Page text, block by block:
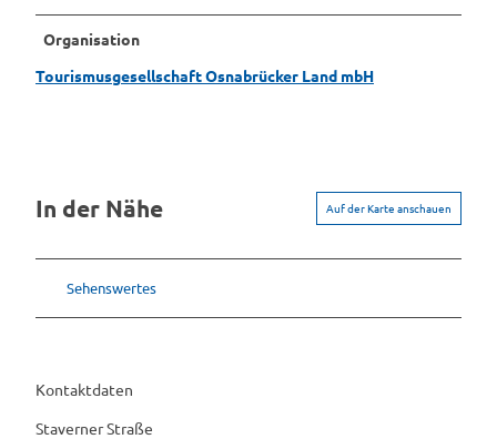
Organisation
Tourismusgesellschaft Osnabrücker Land mbH
In der Nähe Auf der Karte anschauen
Sehenswertes
Kontaktdaten
Staverner Straße